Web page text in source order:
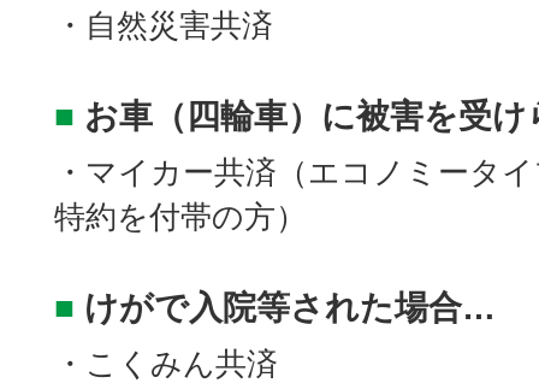
・自然災害共済
■ お車（四輪車）に被害を受
・マイカー共済（エコノミータ
特約を付帯の方）
■ けがで入院等された場合…
・こくみん共済